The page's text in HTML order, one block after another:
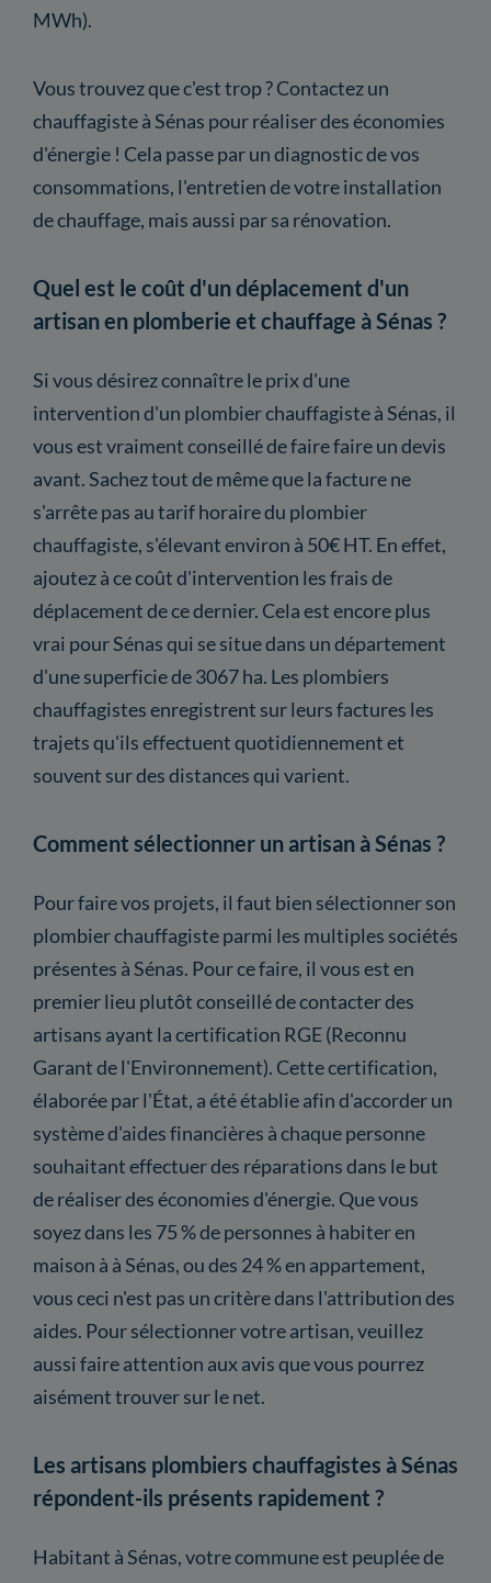
MWh).
Vous trouvez que c'est trop ? Contactez un
chauffagiste à Sénas pour réaliser des économies
d'énergie ! Cela passe par un diagnostic de vos
consommations, l'entretien de votre installation
de chauffage, mais aussi par sa rénovation.
Quel est le coût d'un déplacement d'un
artisan en plomberie et chauffage à Sénas ?
Si vous désirez connaître le prix d'une
intervention d'un plombier chauffagiste à Sénas, il
vous est vraiment conseillé de faire faire un devis
avant. Sachez tout de même que la facture ne
s'arrête pas au tarif horaire du plombier
chauffagiste, s'élevant environ à 50€ HT. En effet,
ajoutez à ce coût d'intervention les frais de
déplacement de ce dernier. Cela est encore plus
vrai pour Sénas qui se situe dans un département
d'une superficie de 3067 ha. Les plombiers
chauffagistes enregistrent sur leurs factures les
trajets qu'ils effectuent quotidiennement et
souvent sur des distances qui varient.
Comment sélectionner un artisan à Sénas ?
Pour faire vos projets, il faut bien sélectionner son
plombier chauffagiste parmi les multiples sociétés
présentes à Sénas. Pour ce faire, il vous est en
premier lieu plutôt conseillé de contacter des
artisans ayant la certification RGE (Reconnu
Garant de l'Environnement). Cette certification,
élaborée par l'État, a été établie afin d'accorder un
système d'aides financières à chaque personne
souhaitant effectuer des réparations dans le but
de réaliser des économies d'énergie. Que vous
soyez dans les 75 % de personnes à habiter en
maison à à Sénas, ou des 24 % en appartement,
vous ceci n'est pas un critère dans l'attribution des
aides. Pour sélectionner votre artisan, veuillez
aussi faire attention aux avis que vous pourrez
aisément trouver sur le net.
Les artisans plombiers chauffagistes à Sénas
répondent-ils présents rapidement ?
Habitant à Sénas, votre commune est peuplée de